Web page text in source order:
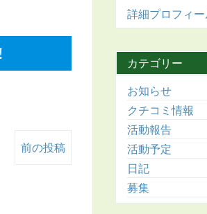
前の投稿
詳細プロフィ
カテゴリー
お知らせ
クチコミ情報
活動報告
活動予定
日記
募集